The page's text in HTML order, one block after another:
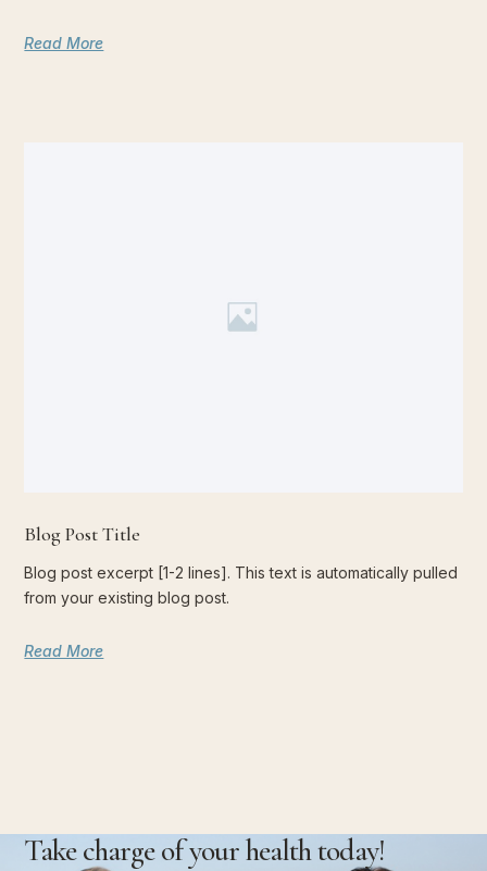
Read More
Blog Post Title
Blog post excerpt [1-2 lines]. This text is automatically pulled
from your existing blog post.
Read More
Take charge of your health today!